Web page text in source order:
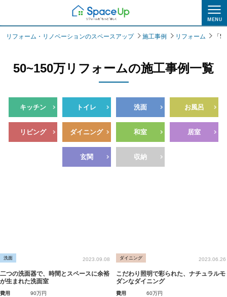
施工事例
リフォーム・リノベーションのスペースアップ 施工事例 リフォーム 「
50~150万リフォームの施工事例一覧
キッチン トイレ 洗面 お風呂
リビング ダイニング 和室 居室
玄関 収納
洗面 2023.09.08
二つの洗面器で、時間とスペースに余裕
が生まれた洗面室
費用
90万円
ダイニング 2023.06.26
こだわり照明で彩られた、ナチュラルモ
ダンなダイニング
費用
60万円